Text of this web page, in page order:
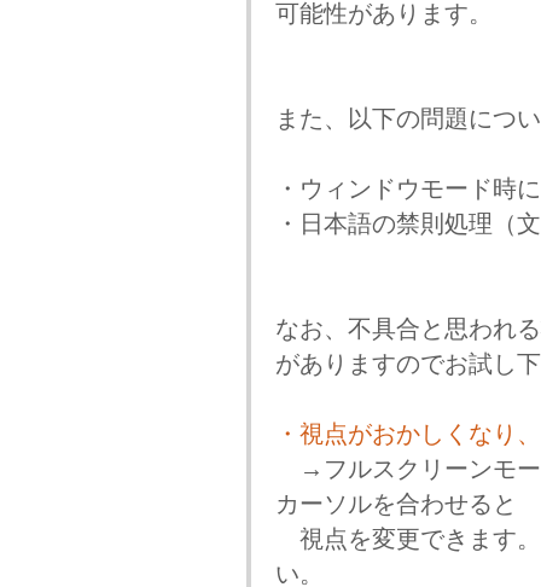
可能性があります。
また、以下の問題につ
・ウィンドウモード時
・日本語の禁則処理（
なお、不具合と思われ
がありますのでお試し
・視点がおかしくなり
→フルスクリーンモ
カーソルを合わせると
視点を変更できます
い。